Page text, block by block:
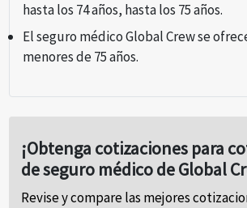
hasta los 74 años, hasta los 75 años.
El seguro médico Global Crew se
menores de 75 años.
¡Obtenga cotizaciones para
de seguro médico de Global
Revise y compare las mejores